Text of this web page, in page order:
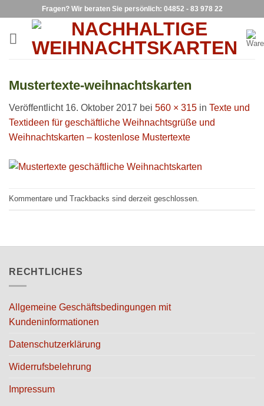
springen
Fragen? Wir beraten Sie persönlich: 04852 - 83 978 22
Mustertexte-weihnachtskarten
Veröffentlicht 16. Oktober 2017 bei 560 × 315 in Texte und
Textideen für geschäftliche Weihnachtsgrüße und
Weihnachtskarten – kostenlose Mustertexte
Kommentare und Trackbacks sind derzeit geschlossen.
RECHTLICHES
Allgemeine Geschäftsbedingungen mit
Kundeninformationen
Datenschutzerklärung
Widerrufsbelehrung
Impressum